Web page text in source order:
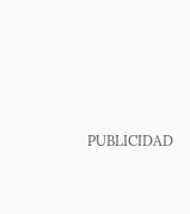
PUBLICIDAD